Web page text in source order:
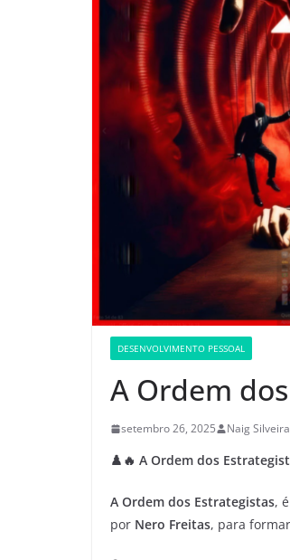
DESENVOLVIMENTO PESSOAL
A Ordem
setembro 26, 2025 Naig Silveira
♟️🔥 A Ordem dos
A Ordem dos Estrategistas,
por Nero Freitas, para